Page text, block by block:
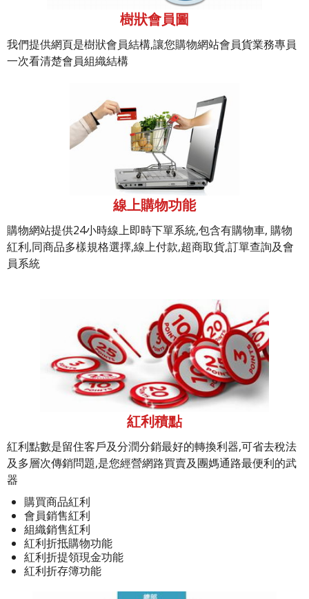
樹狀會員圖
我們提供網頁是樹狀會員結構,讓您購物網站會員貨業務專員
一次看清楚會員組織結構
線上購物功能
購物網站提供24小時線上即時下單系統,包含有購物車, 購物
紅利,同商品多樣規格選擇,線上付款,超商取貨,訂單查詢及會
員系統
紅利積點
紅利點數是留住客戶及分潤分銷最好的轉換利器,可省去稅法
及多層次傳銷問題,是您經營網路買賣及團媽通路最便利的武
器
購買商品紅利
會員銷售紅利
組織銷售紅利
紅利折抵購物功能
紅利折提領現金功能
紅利折存簿功能